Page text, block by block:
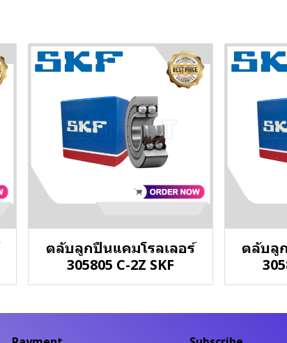
ตลับลูกปืนแคมโรลเลอร์
305805 C-2Z SKF
ตลับลู